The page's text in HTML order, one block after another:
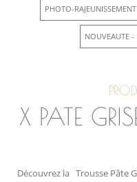
PHOTO-RAJEUNISSEMENT
NOUVEAUTE -
X PATE
Découvrez la Trousse Pâte